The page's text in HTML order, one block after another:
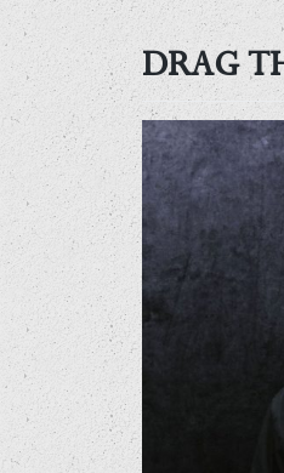
DRAG